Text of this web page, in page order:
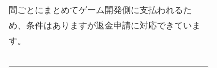
間ごとにまとめてゲーム開発側に支払われるた
め、条件はありますが返金申請に対応できていま
す。